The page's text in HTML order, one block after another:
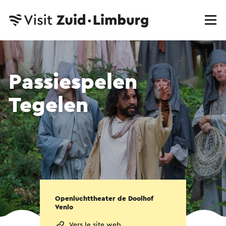
Passiespelen
Tegelen
Openluchttheater de Doolhof
Venlo